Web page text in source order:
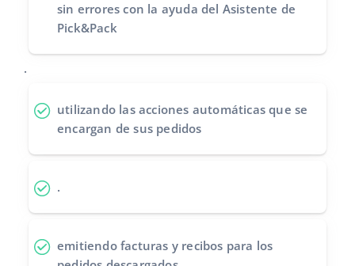
sin errores con la ayuda del Asistente de
Pick&Pack
.
utilizando las acciones automáticas que se
encargan de sus pedidos
.
emitiendo facturas y recibos para los